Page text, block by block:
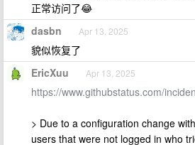
正常访问了😂
dasbn Apr 13, 2025
貌似恢复了
EricXuu Apr 13, 2025
https://www.githubstatus.com/
> Due to a configuration change
users that were not logged in who